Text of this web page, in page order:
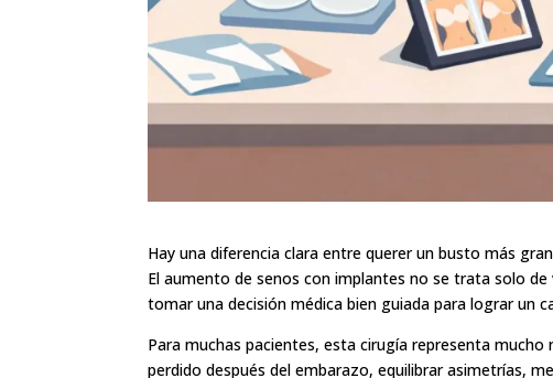
Hay una diferencia clara entre querer un busto más
El aumento de senos con implantes no se trata solo
tomar una decisión médica bien guiada para lograr un
Para muchas pacientes, esta cirugía representa
perdido después del embarazo, equilibrar asimetrías,